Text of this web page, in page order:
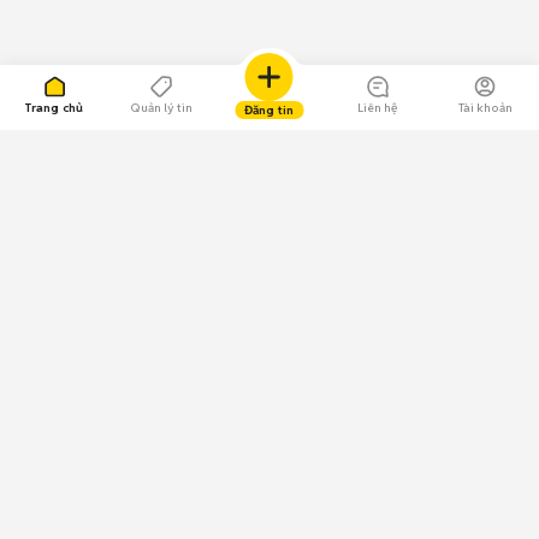
Trang chủ Quản lý tin Đăng tin Liên hệ Tài khoản